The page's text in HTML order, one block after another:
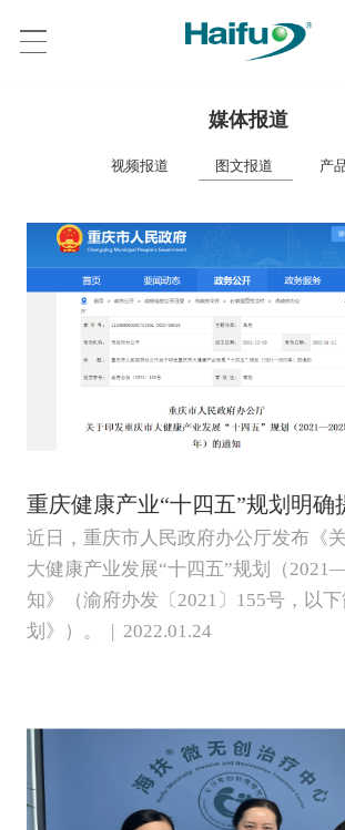
媒体报道
视频报道 图文报道 产
近日，重庆市人民政府办公厅发布《
大健康产业发展“十四五”规划（
知》（渝府办发〔2021〕155号，以
划》）。 | 2022.01.24